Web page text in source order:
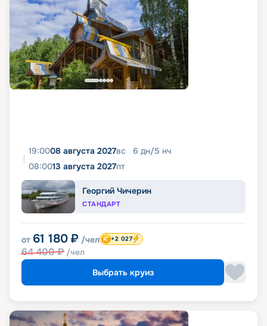
19:0008 августа 2027вс 6 дн/5 нч
08:0013 августа 2027пт
Георгий Чичерин
СТАНДАРТ
от 61 180 ₽ /чел
64 400₽ /чел
+2 027
Выбрать круиз